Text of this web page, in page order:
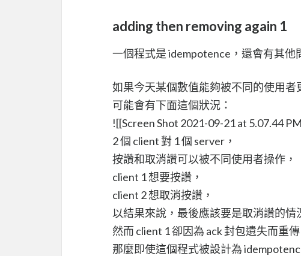
adding then removing again 1
一個程式是 idempotence，還會有其他
如果今天某個數值能夠被不同的使用者
可能會有下面這個狀況：
![[Screen Shot 2021-09-21 at 5.07.44
2 個 client 對 1 個 server，
按讚和取消讚可以被不同使用者操作，
client 1 想要按讚，
client 2 想取消按讚，
以結果來說，最後應該要是取消讚的情
然而 client 1 卻因為 ack 封包遺失而重傳
那麼即使這個程式被設計為